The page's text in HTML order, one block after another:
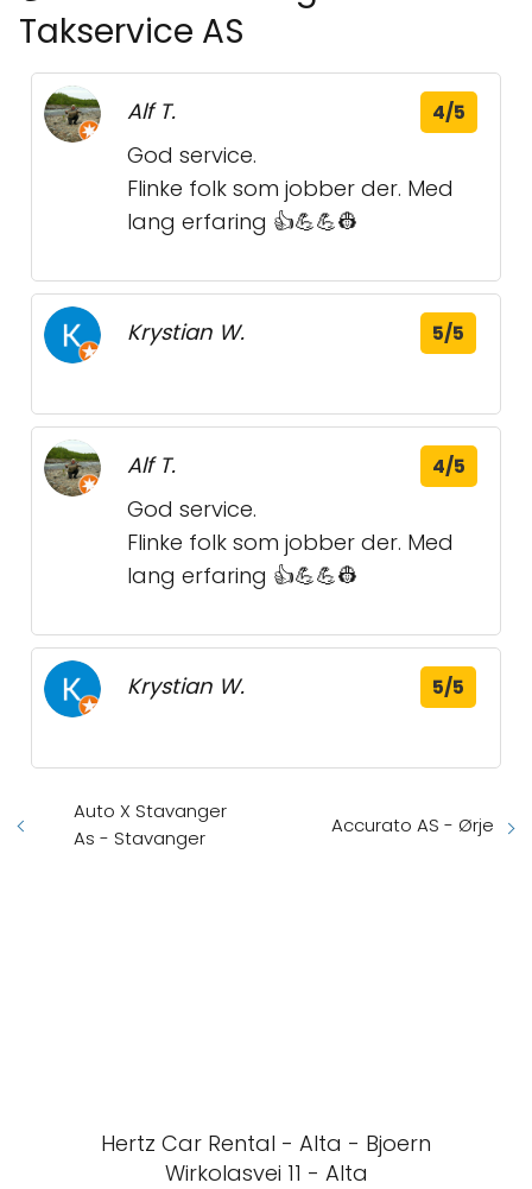
Takservice AS
Alf T. 4/5
God service.
Flinke folk som jobber der. Med
lang erfaring 👍💪💪👷
Krystian W. 5/5
Alf T. 4/5
God service.
Flinke folk som jobber der. Med
lang erfaring 👍💪💪👷
Krystian W. 5/5
Auto X Stavanger
As - Stavanger
Accurato AS - Ørje
Hertz Car Rental - Alta - Bjoern
Wirkolasvei 11 - Alta